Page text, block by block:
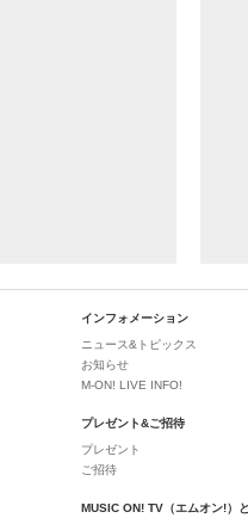
インフォメーション
ニュース&トピックス
お知らせ
M-ON! LIVE INFO!
プレゼント&ご招待
プレゼント
ご招待
MUSIC ON! TV（エムオン!）